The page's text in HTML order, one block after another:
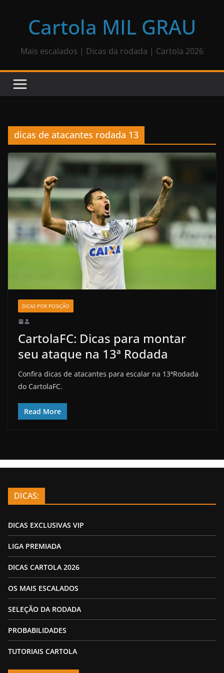
Cartola MIL GRAU
Mais escalados | Dicas da rodada | Cartola 2026
dicas de atacantes rodada 13
DICAS POR POSIÇÃO
CartolaFC: Dicas para montar
seu ataque na 13ª Rodada
Confira dicas de atacantes para escalar na 13ªRodada
do CartolaFC.
Read More
DICAS:
DICAS EXCLUSIVAS VIP
LIGA PREMIADA
DICAS CARTOLA 2026
OS MAIS ESCALADOS
SELEÇÃO DA RODADA
PROBABILIDADES
TUTORIAIS CARTOLA